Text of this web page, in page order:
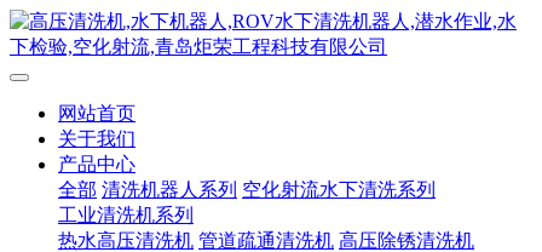
网站首页
关于我们
产品中心
全部 清洗机器人系列 空化射流水下清洗系列
工业清洗机系列
热水高压清洗机 管道疏通清洗机 高压除锈清洗机